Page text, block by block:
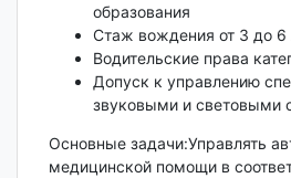
образования
Стаж вождения от 3 до 6
Водительские права
Допуск к управлению
звуковыми и световыми
Основные задачи:Управлять
медицинской помощи в